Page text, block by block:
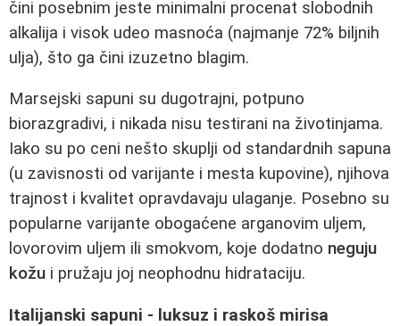
čini posebnim jeste minimalni procenat slobodnih
alkalija i visok udeo masnoća (najmanje 72% biljnih
ulja), što ga čini izuzetno blagim.
Marsejski sapuni su dugotrajni, potpuno
biorazgradivi, i nikada nisu testirani na životinjama.
Iako su po ceni nešto skuplji od standardnih sapuna
(u zavisnosti od varijante i mesta kupovine), njihova
trajnost i kvalitet opravdavaju ulaganje. Posebno su
popularne varijante obogaćene arganovim uljem,
lovorovim uljem ili smokvom, koje dodatno neguju
kožu i pružaju joj neophodnu hidrataciju.
Italijanski sapuni - luksuz i raskoš mirisa